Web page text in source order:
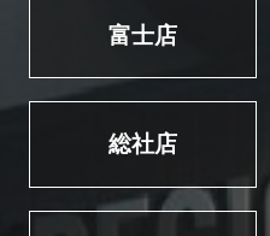
富士店
総社店